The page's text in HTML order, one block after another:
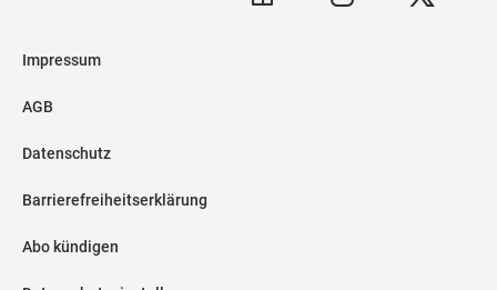
Impressum
AGB
Datenschutz
Barrierefreiheitserklärung
Abo kündigen